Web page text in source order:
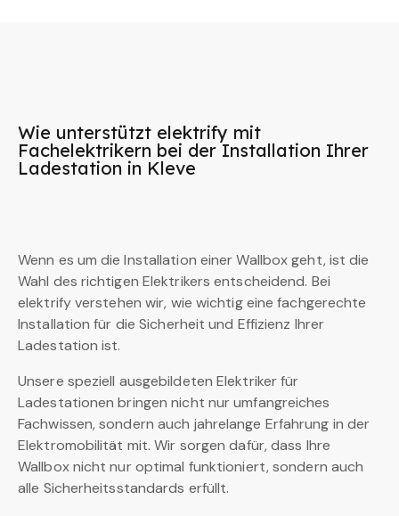
Wie unterstützt elektrify mit
Fachelektrikern bei der Installation Ihrer
Ladestation in Kleve
Wenn es um die Installation einer Wallbox geht, ist die
Wahl des richtigen Elektrikers entscheidend. Bei
elektrify verstehen wir, wie wichtig eine fachgerechte
Installation für die Sicherheit und Effizienz Ihrer
Ladestation ist.
Unsere speziell ausgebildeten Elektriker für
Ladestationen bringen nicht nur umfangreiches
Fachwissen, sondern auch jahrelange Erfahrung in der
Elektromobilität mit. Wir sorgen dafür, dass Ihre
Wallbox nicht nur optimal funktioniert, sondern auch
alle Sicherheitsstandards erfüllt.